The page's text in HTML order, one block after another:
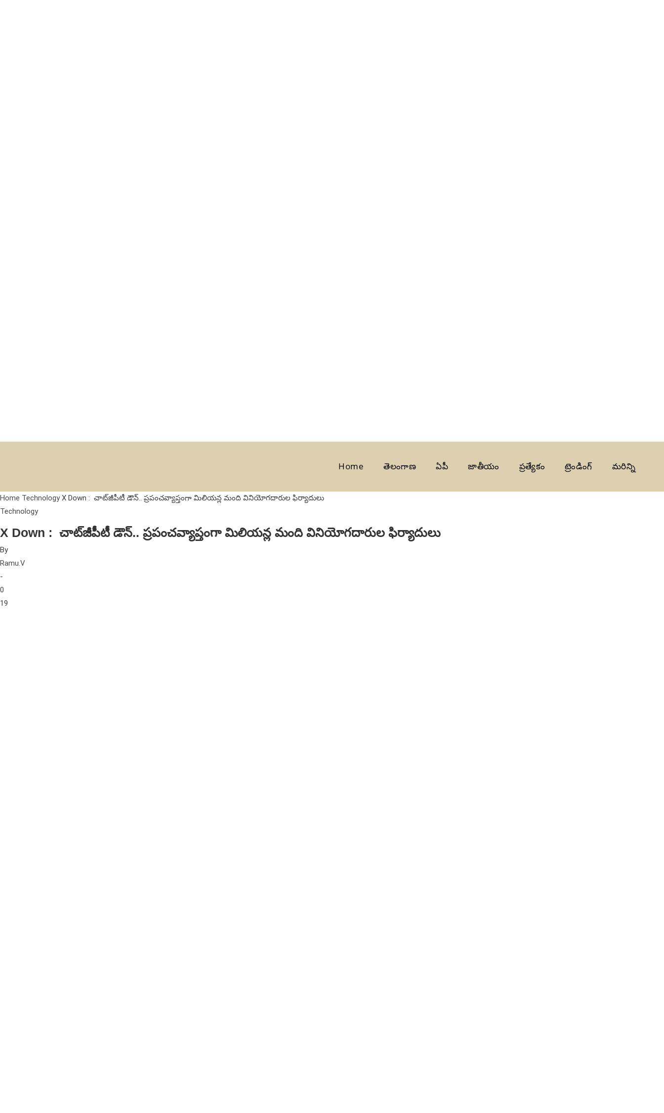
Home తెలంగాణ ఏపీ జాతీయం ప్రత్యేకం ట్రెండింగ్ మరిన్ని
Home Technology X Down : చాట్‌జీపీటీ డౌన్‌.. ప్రపంచవ్యాప్తంగా మిలియన్ల మంది వినియోగదారుల ఫిర్యాదులు
Technology
X Down : చాట్‌జీపీటీ డౌన్‌.. ప్రపంచవ్యాప్తంగా మిలియన్ల మంది వినియోగదారుల ఫిర్యాదులు
By
Ramu.V
-
0
19